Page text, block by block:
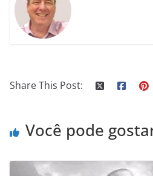
Share This Post:
Você pode